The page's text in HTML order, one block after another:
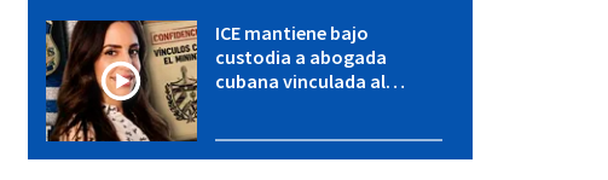
ICE mantiene bajo
custodia a abogada
cubana vinculada al